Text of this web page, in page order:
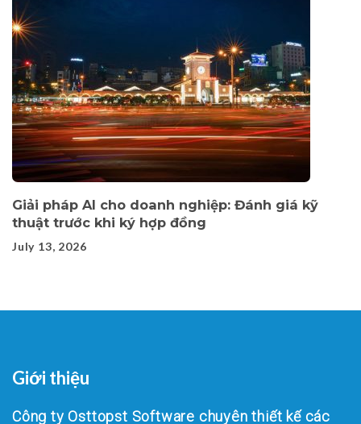
Giải pháp AI cho doanh nghiệp: Đánh giá kỹ
thuật trước khi ký hợp đồng
July 13, 2026
Giới thiệu
Công ty Osttopst Software chuyên thiết kế các